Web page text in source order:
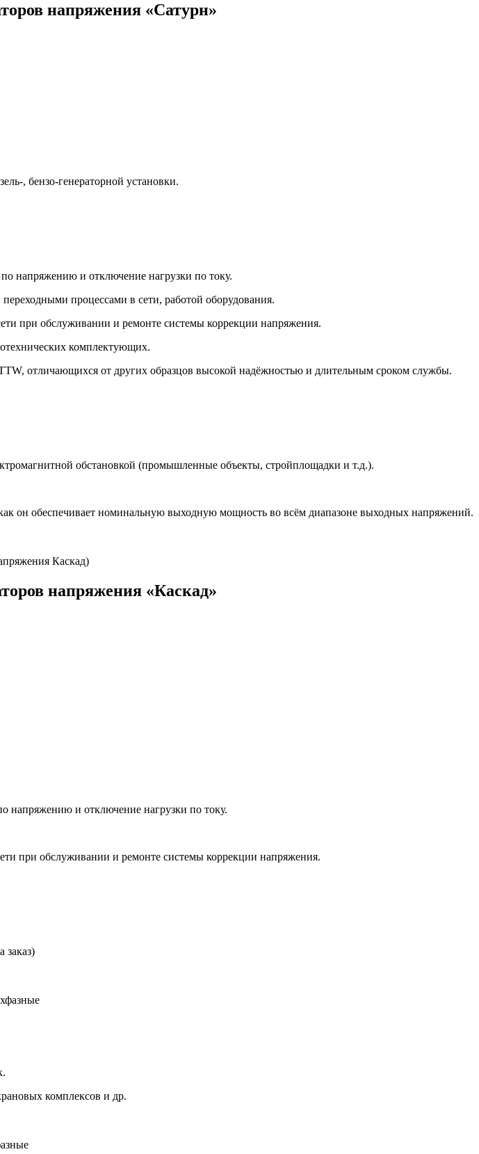
напряжения «Сатурн»
, бензо-генераторной установки.
напряжению и отключение нагрузки по току.
процессами в сети, работой оборудования.
при обслуживании и ремонте системы коррекции напряжения.
комплектующих.
отличающихся от других образцов высокой надёжностью и длительным сроком службы.
обстановкой (промышленные объекты, стройплощадки и т.д.).
он обеспечивает номинальную выходную мощность во всём диапазоне выходных напряжений.
Каскад)
напряжения «Каскад»
напряжению и отключение нагрузки по току.
при обслуживании и ремонте системы коррекции напряжения.
заказ)
комплексов и др.